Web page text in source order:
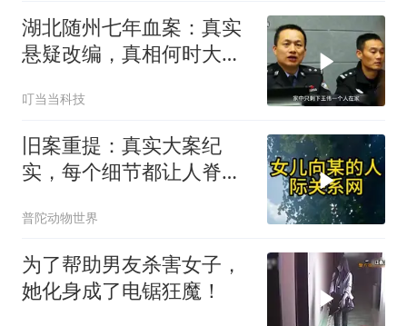
湖北随州七年血案：真实
悬疑改编，真相何时大
叮当当科技
旧案重提：真实大案纪
实，每个细节都让人脊背
普陀动物世界
为了帮助男友杀害女子，
她化身成了电锯狂魔！